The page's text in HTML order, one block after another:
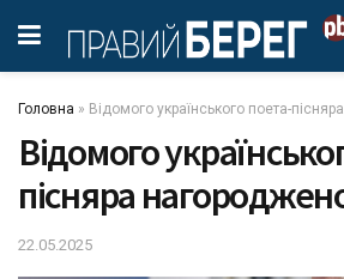
Головна » Відомого українського поета-
Відомого
пісняра
22.05.2025